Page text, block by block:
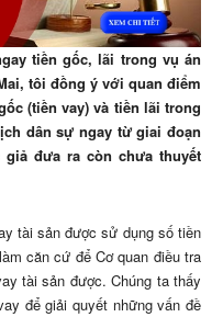
tiền gốc, lãi trong vụ án
tôi đồng ý với quan điểm
(tiền vay) và tiền lãi trong
dân sự ngay từ giai đoạn
đưa ra còn chưa thuyết
tài sản được sử dụng số tiền
căn cứ để Cơ quan điều tra
tài sản được. Chúng ta thấy
để giải quyết những vấn đề